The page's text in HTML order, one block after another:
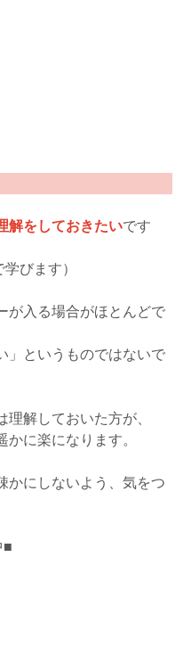
解をしておきたいです
びます）
が入る場合がほとんどで
」というものではないで
解しておいた方が、
に楽になります。
かにしないよう、気をつ
■